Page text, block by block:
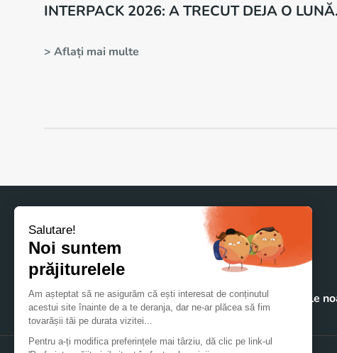
INTERPACK 2026: A TRECUT DEJA O
> Aflați mai multe
AcasăMaterialele noastreAmbalajele